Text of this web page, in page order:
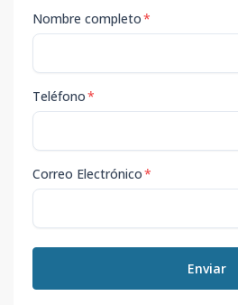
Nombre completo*
Teléfono*
Correo Electrónico*
Enviar